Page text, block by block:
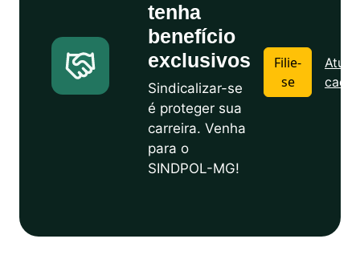
tenha
benefício
exclusivos
Sindicalizar-se
é proteger sua
carreira. Venha
para o
SINDPOL-MG!
Filie-
se